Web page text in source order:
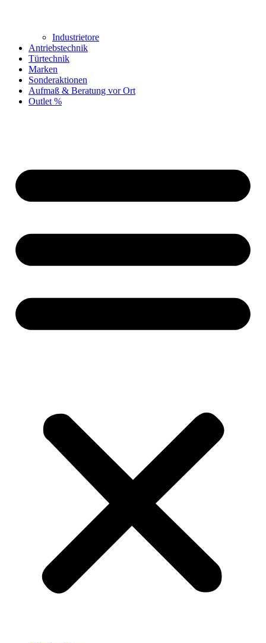
Industrietore
Antriebstechnik
Türtechnik
Marken
Sonderaktionen
Aufmaß & Beratung vor Ort
Outlet %